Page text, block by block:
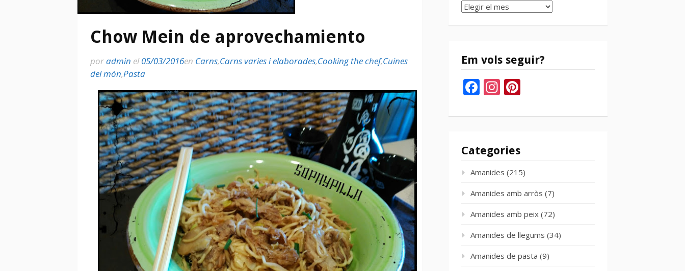
Chow Mein de aprovechamiento
poradmin el05/03/2016en Carns,Carns varies i elaborades,Cooking the chef,Cuines
del món,Pasta
Arxius
bloc
Em vols seguir?
Facebook
Instagram
Categories
Amanides (215)
Amanides amb arròs (7)
Amanides amb peix (72)
Amanides de llegums (34)
Amanides de pasta (9)